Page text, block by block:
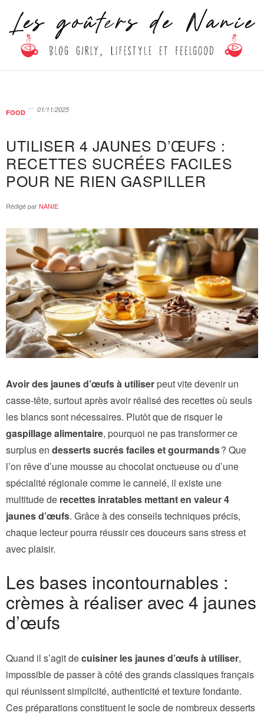
FOOD 01/11/2025
UTILISER 4 JAUNES D’ŒUFS :
RECETTES SUCRÉES FACILES
POUR NE RIEN GASPILLER
Rédigé parNANIE
Avoir des jaunes d’œufs à utiliser peut vite devenir un
casse-tête, surtout après avoir réalisé des recettes où seuls
les blancs sont nécessaires. Plutôt que de risquer le
gaspillage alimentaire, pourquoi ne pas transformer ce
surplus en desserts sucrés faciles et gourmands? Que
l’on rêve d’une mousse au chocolat onctueuse ou d’une
spécialité régionale comme le cannelé, il existe une
multitude de recettes inratables mettant en valeur 4
jaunes d’œufs. Grâce à des conseils techniques précis,
chaque lecteur pourra réussir ces douceurs sans stress et
avec plaisir.
Les bases incontournables :
crèmes à réaliser avec 4 jaunes
d’œufs
Quand il s’agit decuisiner les jaunes d’œufs à utiliser,
impossible de passer à côté des grands classiques français
qui réunissent simplicité, authenticité et texture fondante.
Ces préparations constituent le socle de nombreux desserts